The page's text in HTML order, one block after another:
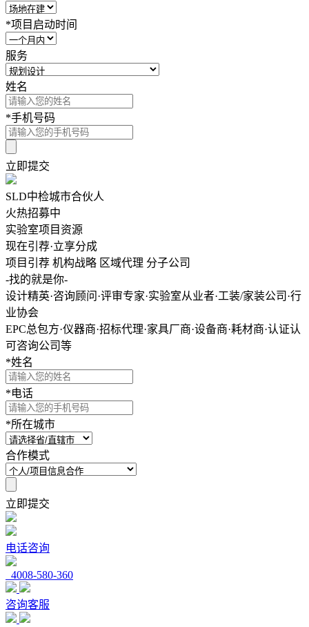
*项目启动时间
服务
姓名
*手机号码
立即提交
SLD中检城市合伙人
火热招募中
实验室项目资源
现在引荐·立享分成
项目引荐 机构战略 区域代理 分子公司
-找的就是你-
设计精英·咨询顾问·评审专家·实验室从业者·工装/家装公司·行
业协会
EPC总包方·仪器商·招标代理·家具厂商·设备商·耗材商·认证认
可咨询公司等
*姓名
*电话
*所在城市
合作模式
立即提交
电话咨询
4008-580-360
咨询客服